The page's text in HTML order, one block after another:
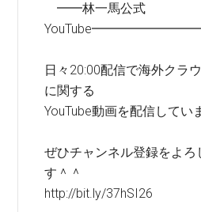
━━林一馬公式
日々20:00配信で海外クラ
に関する
YouTube動画を配信してい
ぜひチャンネル登録をよろ
す＾＾
http://bit.ly/37hSI26